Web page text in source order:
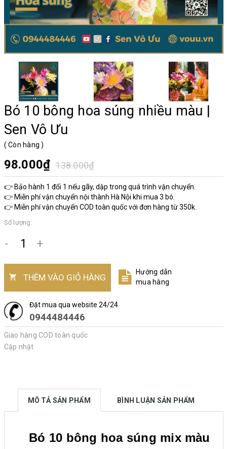
Bó 10 bông hoa súng nhiều màu |
Sen Vô Ưu
( Còn hàng)
98.000₫ 138.000₫
👉 Bảo hành 1 đổi 1 nếu gãy, dập trong quá trình vận chuyển.
👉 Miễn phí vận chuyển nội thành Hà Nội khi mua 3 bó.
👉 Miễn phí vận chuyển COD toàn quốc với đơn hàng từ 350k.
Số lượng:
- +
THÊM VÀO GIỎ HÀNG
Hướng dẫn
mua hàng
Đặt mua qua website 24/24
0944484446
Giao hàng COD toàn quốc
Cập nhật
MÔ TẢ SẢN PHẨM BÌNH LUẬN SẢN PHẨM
Bó 10 bông hoa súng mix màu